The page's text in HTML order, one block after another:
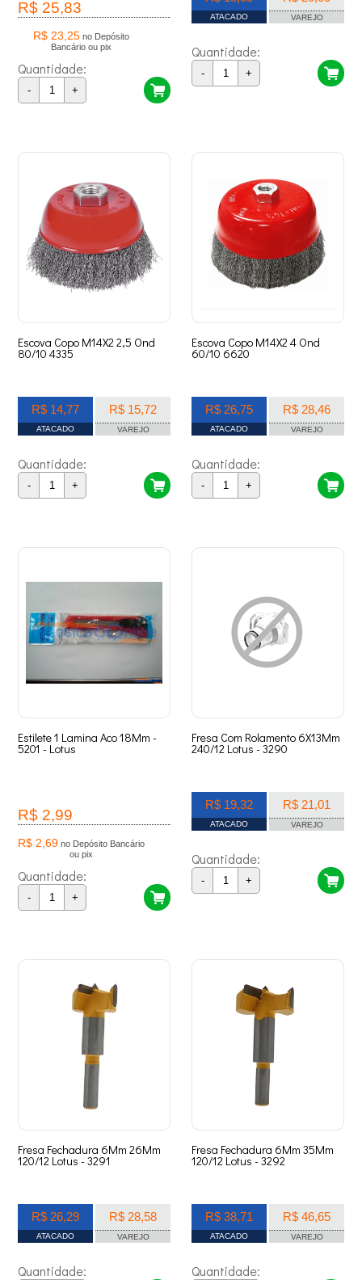
R$ 25,83
R$ 23,25 no Depósito
Bancário ou pix
Quantidade:
- +
ATACADO VAREJO
Quantidade:
- +
Escova Copo M14X2 2,5 Ond
80/10 4335
R$ 14,77
ATACADO
R$ 15,72
VAREJO
Quantidade:
- +
Escova Copo M14X2 4 Ond
60/10 6620
R$ 26,75
ATACADO
R$ 28,46
VAREJO
Quantidade:
- +
Estilete 1 Lamina Aco 18Mm -
5201 - Lotus
R$ 2,99
R$ 2,69 no Depósito Bancário
ou pix
Quantidade:
- +
Fresa Com Rolamento 6X13Mm
240/12 Lotus - 3290
R$ 19,32
ATACADO
R$ 21,01
VAREJO
Quantidade:
- +
Fresa Fechadura 6Mm 26Mm
120/12 Lotus - 3291
R$ 26,29
ATACADO
R$ 28,58
VAREJO
Quantidade:
Fresa Fechadura 6Mm 35Mm
120/12 Lotus - 3292
R$ 38,71
ATACADO
R$ 46,65
VAREJO
Quantidade: